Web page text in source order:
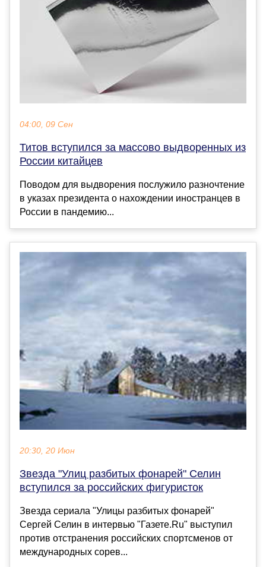
04:00, 09 Сен
Титов вступился за массово выдворенных из
России китайцев
Поводом для выдворения послужило разночтение
в указах президента о нахождении иностранцев в
России в пандемию...
20:30, 20 Июн
Звезда "Улиц разбитых фонарей" Селин
вступился за российских фигуристок
Звезда сериала "Улицы разбитых фонарей"
Сергей Селин в интервью "Газете.Ru" выступил
против отстранения российских спортсменов от
международных сорев...